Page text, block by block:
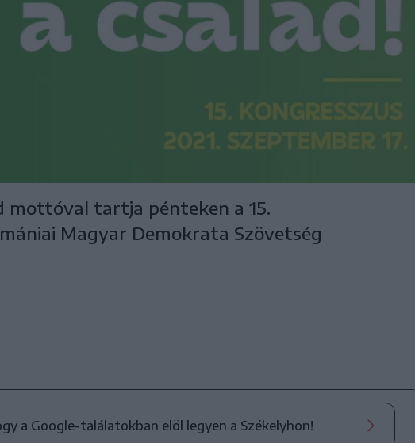
mottóval tartja pénteken a 15.
Magyar Demokrata Szövetség
a Google-találatokban elöl legyen a Székelyhon!